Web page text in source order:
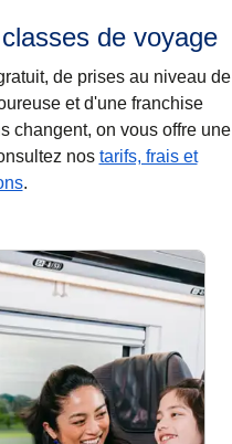
de voyage
de prises au niveau de
et d'une franchise
changent, on vous offre une
nos tarifs, frais et
.